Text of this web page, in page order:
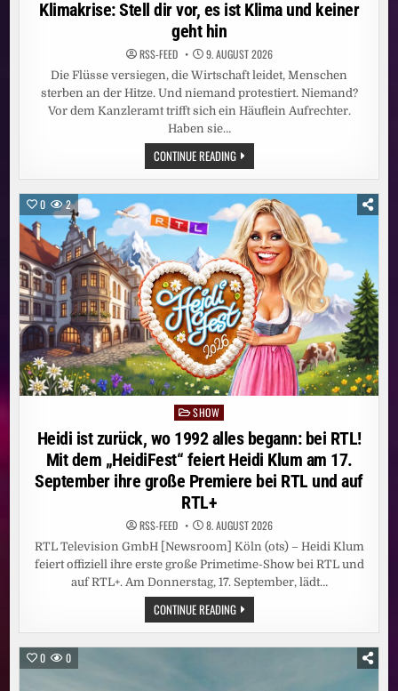
Klimakrise: Stell dir vor, es ist Klima und keiner
geht hin
RSS-FEED 9. AUGUST 2026
Die Flüsse versiegen, die Wirtschaft leidet, Menschen
sterben an der Hitze. Und niemand protestiert. Niemand?
Vor dem Kanzleramt trifft sich ein Häuflein Aufrechter.
Haben sie…
CONTINUE READINGKLIMAKRISE:
STELL
DIR
VOR,
ES
IST
KLIMA
UND
KEINER
GEHT
HIN
0 2
Posted
in
SHOW
Heidi ist zurück, wo 1992 alles begann: bei RTL!
Mit dem „HeidiFest“ feiert Heidi Klum am 17.
September ihre große Premiere bei RTL und auf
RTL+
RSS-FEED 8. AUGUST 2026
RTL Television GmbH [Newsroom] Köln (ots) – Heidi Klum
feiert offiziell ihre erste große Primetime-Show bei RTL und
auf RTL+. Am Donnerstag, 17. September, lädt…
CONTINUE READINGHEIDI
IST
ZURÜCK,
WO
0 0